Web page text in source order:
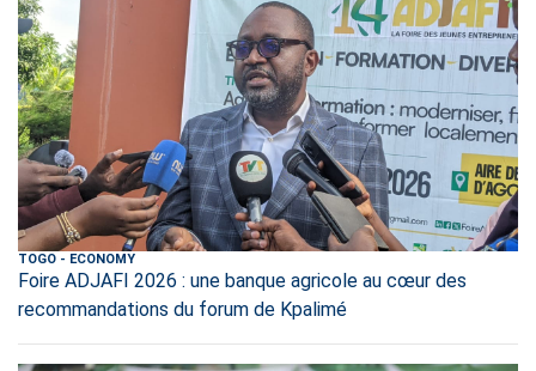
TOGO - ECONOMY
Foire ADJAFI 2026 : une banque agricole au cœur des
recommandations du forum de Kpalimé